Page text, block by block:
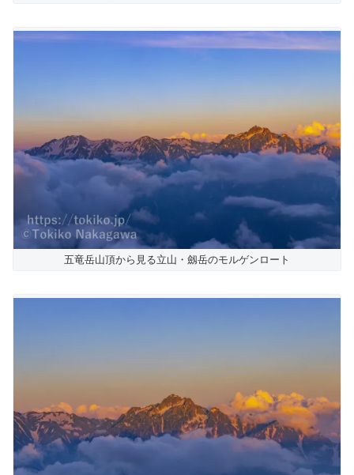
五竜岳山頂から見る立山・劔岳のモルゲンロート